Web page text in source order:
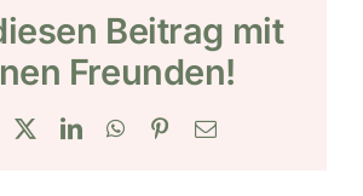
Beitrag mit
Freunden!
Facebook
X LinkedInWhatsApp
Pinterest
E-